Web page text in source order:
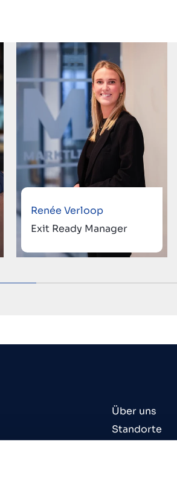
Renée Verloop
Exit Ready Manager
Über uns
Standorte